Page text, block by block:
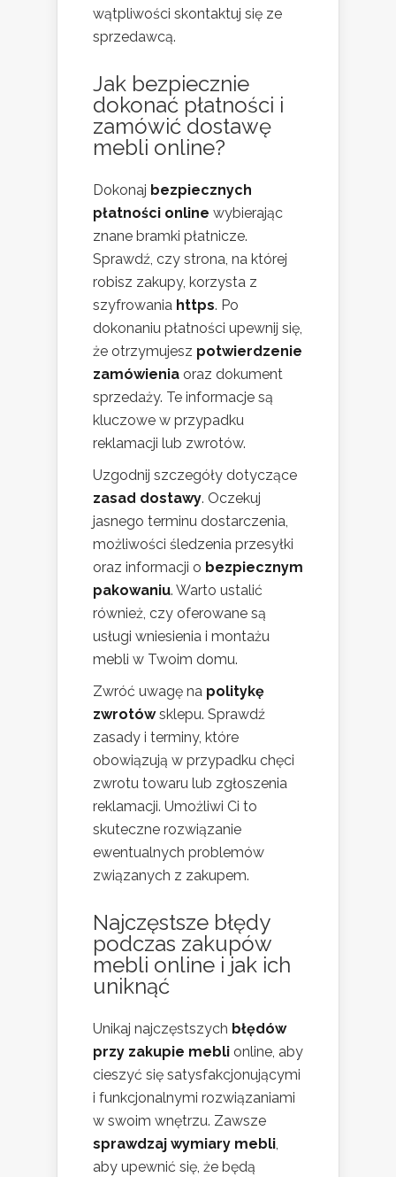
wątpliwości skontaktuj się ze
sprzedawcą.
Jak bezpiecznie
dokonać płatności i
zamówić dostawę
mebli online?
Dokonaj bezpiecznych
płatności online wybierając
znane bramki płatnicze.
Sprawdź, czy strona, na której
robisz zakupy, korzysta z
szyfrowania https. Po
dokonaniu płatności upewnij się,
że otrzymujesz potwierdzenie
zamówienia oraz dokument
sprzedaży. Te informacje są
kluczowe w przypadku
reklamacji lub zwrotów.
Uzgodnij szczegóły dotyczące
zasad dostawy. Oczekuj
jasnego terminu dostarczenia,
możliwości śledzenia przesyłki
oraz informacji o bezpiecznym
pakowaniu. Warto ustalić
również, czy oferowane są
usługi wniesienia i montażu
mebli w Twoim domu.
Zwróć uwagę na politykę
zwrotówsklepu. Sprawdź
zasady i terminy, które
obowiązują w przypadku chęci
zwrotu towaru lub zgłoszenia
reklamacji. Umożliwi Ci to
skuteczne rozwiązanie
ewentualnych problemów
związanych z zakupem.
Najczęstsze błędy
podczas zakupów
mebli online i jak ich
uniknąć
Unikaj najczęstszych błędów
przy zakupie mebli online, aby
cieszyć się satysfakcjonującymi
i funkcjonalnymi rozwiązaniami
w swoim wnętrzu. Zawsze
sprawdzaj wymiary mebli,
aby upewnić się, że będą